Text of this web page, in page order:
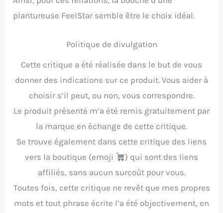
plantureuse FeelStar semble être le choix idéal.
Politique de divulgation
Cette critique a été réalisée dans le but de vous
donner des indications sur ce produit. Vous aider à
choisir s’il peut, ou non, vous correspondre.
Le produit présenté m’a été remis gratuitement par
la marque en échange de cette critique.
Se trouve également dans cette critique des liens
vers la boutique (emoji
) qui sont des liens
affiliés, sans aucun surcoût pour vous.
Toutes fois, cette critique ne revêt que mes propres
mots et tout phrase écrite l’a été objectivement, en